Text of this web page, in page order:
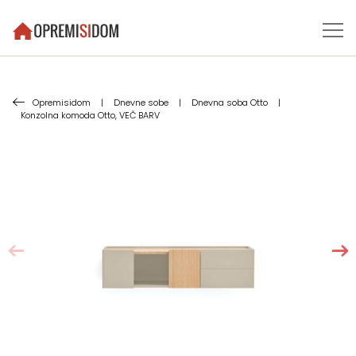
Opremisidom | Dnevne sobe | Dnevna soba Otto
|
Konzolna komoda Otto, VEČ BARV